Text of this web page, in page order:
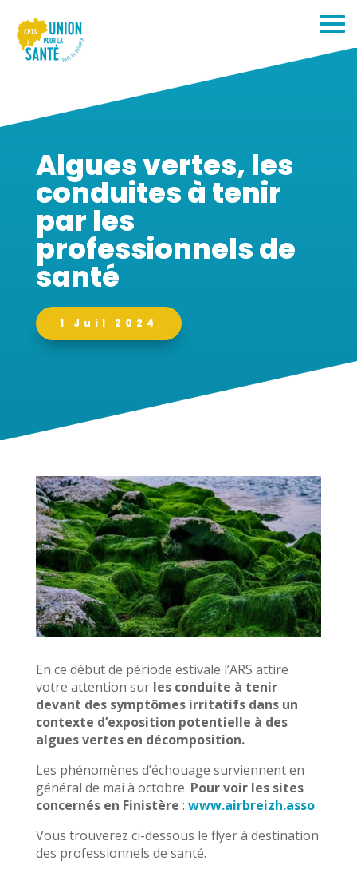
Algues vertes, les
conduites à tenir
par les
professionnels de
santé
1 Juil 2024
En ce début de période estivale l’ARS attire
votre attention sur les conduite à tenir
devant des symptômes irritatifs dans un
contexte d’exposition potentielle à des
algues vertes en décomposition.
Les phénomènes d’échouage surviennent en
général de mai à octobre. Pour voir les sites
concernés en Finistère : www.airbreizh.asso
Vous trouverez ci-dessous le flyer à destination
des professionnels de santé.